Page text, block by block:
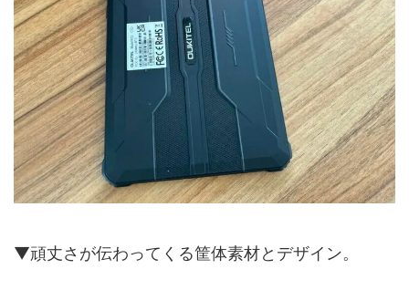
▼頑丈さが伝わってくる筐体素材とデザイン。